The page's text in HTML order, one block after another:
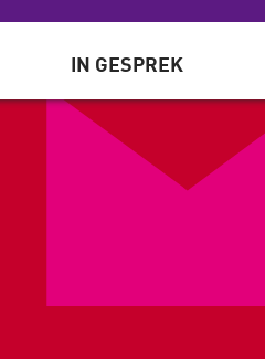
IN GESPREK